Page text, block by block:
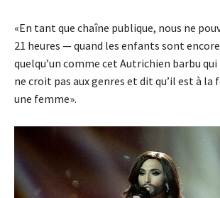
«En tant que chaîne publique, nous ne
21 heures — quand les enfants sont
quelqu’un comme cet Autrichien barbu
ne croit pas aux genres et dit qu’il est à la
une femme».